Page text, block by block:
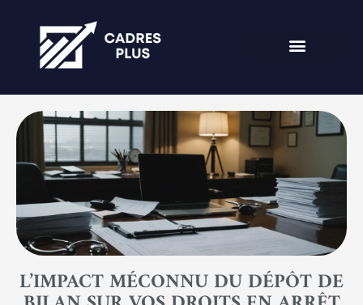
L’IMPACT MÉCONNU DU DÉPÔT DE